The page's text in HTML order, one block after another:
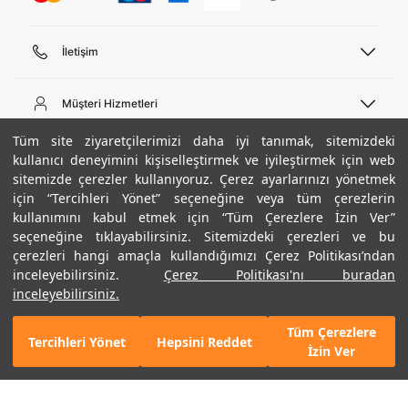
Tüm site ziyaretçilerimizi daha iyi tanımak, sitemizdeki
kullanıcı deneyimini kişiselleştirmek ve iyileştirmek için web
sitemizde çerezler kullanıyoruz. Çerez ayarlarınızı yönetmek
için “Tercihleri Yönet” seçeneğine veya tüm çerezlerin
kullanımını kabul etmek için “Tüm Çerezlere İzin Ver”
seçeneğine tıklayabilirsiniz. Sitemizdeki çerezleri ve bu
çerezleri hangi amaçla kullandığımızı Çerez Politikası’ndan
inceleyebilirsiniz.
Çerez Politikası'nı buradan
inceleyebilirsiniz.
Tercihleri Yönet Hepsini Reddet
Tüm Çerezlere
İzin Ver
+ 4 Renk
GELINCE HABER VER
İletişim
444 02 00
Pazartesi - Cuma 09:00 - 18:00
E-posta
bilgi@underarmour.com
Müşteri Hizmetleri
Sipariş Sorgulama
Bize Ulaşın
Teslimat Bilgileri
İşlem Rehberi
İade ve Değişimler
Sıkça Sorulan Sorular
Beden Rehberi
Site Haritası
Hakkımızda
Ticari Bilgiler
Hükümler ve Koşullar
Gizlilik Politikası
Çerez Politikası
Kariyer
ETBİS
UA Sosyal Medya
Instagram
Facebook
Twitter
Popüler Kategoriler
Erkek Basketbol Ayakkabısı
Çocuk Basketbol Ayakkabısı
Erkek Eşofman
Kadın Tayt